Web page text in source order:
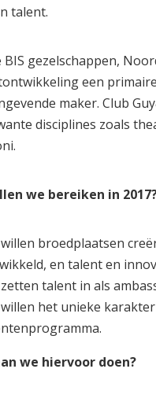
talent.
BIS gezelschappen,
een
maker. Club
disciplines zoals
we bereiken in
broedplaatsen
en talent en
talent in als
het unieke
we hiervoor doen?